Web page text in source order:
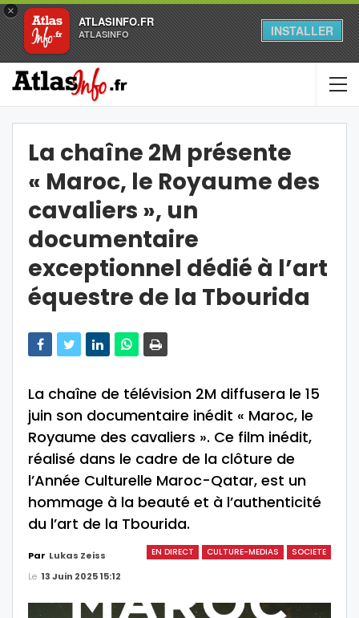
×
ATLASINFO.FR
ATLASINFO INSTALLER
La chaîne 2M présente
« Maroc, le Royaume des
cavaliers », un
documentaire
exceptionnel dédié à l’art
équestre de la Tbourida
La chaîne de télévision 2M diffusera le 15
juin son documentaire inédit « Maroc, le
Royaume des cavaliers ». Ce film inédit,
réalisé dans le cadre de la clôture de
l’Année Culturelle Maroc-Qatar, est un
hommage à la beauté et à l’authenticité
du l’art de la Tbourida.
EN DIRECT CULTURE-MEDIAS SOCIETE
Par Lukas Zeiss
Le 13 Juin 2025 15:12